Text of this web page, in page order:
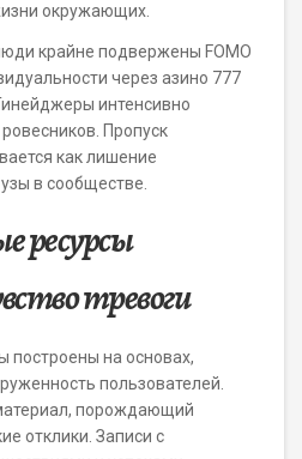
окружающих.
крайне подвержены FOMO
через азино 777
интенсивно
Пропуск
как лишение
в сообществе.
ресурсы
тревоги
на основах,
пользователей.
порождающий
отклики. Записи с